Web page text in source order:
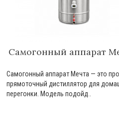
Самогонный аппарат
Самогонный аппарат Мечта — это
прямоточный дистиллятор для
перегонки. Модель подойд..